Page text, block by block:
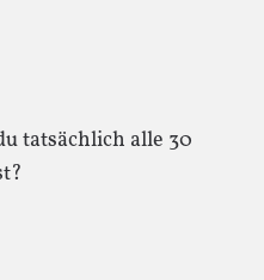
tatsächlich alle 30